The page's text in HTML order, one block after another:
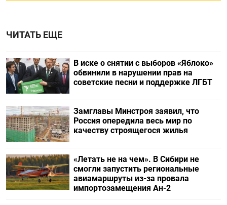
ЧИТАТЬ ЕЩЕ
В иске о снятии с выборов «Яблоко»
обвинили в нарушении прав на
советские песни и поддержке ЛГБТ
Замглавы Минстроя заявил, что
Россия опередила весь мир по
качеству строящегося жилья
«Летать не на чем». В Сибири не
смогли запустить региональные
авиамаршруты из-за провала
импортозамещения Ан-2